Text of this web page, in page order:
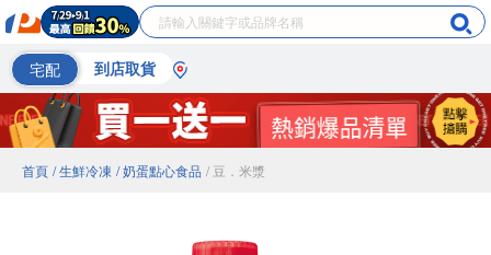
宅配 到店取貨
首頁 / 生鮮冷凍 / 奶蛋點心食品 / 豆．米漿